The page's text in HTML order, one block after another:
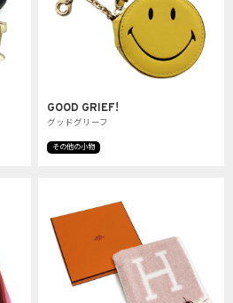
GOOD GRIEF!
グッドグリーフ
その他の小物